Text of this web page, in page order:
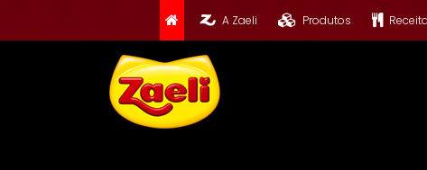
A Zaeli Produtos